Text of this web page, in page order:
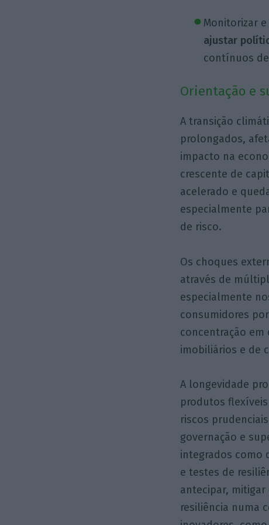
Monitorizar
ajustar
contínuos
Orientação e
A transição
prolongados,
impacto na
crescente de
acelerado e
especialmente
de risco.
Os choques
através de
especialmente
consumidores
concentração
imobiliários e de
A longevidade
produtos
riscos
governação e
integrados como
e testes de
antecipar,
resiliência numa